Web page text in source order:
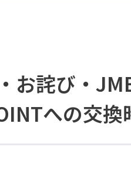
お詫び・
への交